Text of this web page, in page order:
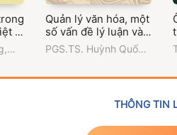
ở
,
Chí
Quản lý văn hóa, một
số vấn đề lý luận và
thực tiễn
PGS.TS. Huỳnh Quốc
Văn hóa Thành phố Hồ
THÔNG TIN